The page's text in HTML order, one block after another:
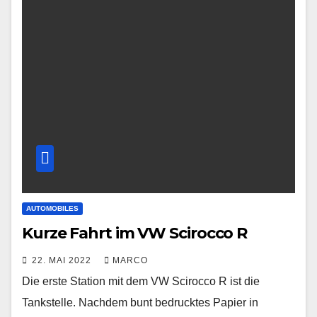
AUTOMOBILES
Kurze Fahrt im VW Scirocco R
22. MAI 2022 MARCO
Die erste Station mit dem VW Scirocco R ist die
Tankstelle. Nachdem bunt bedrucktes Papier in